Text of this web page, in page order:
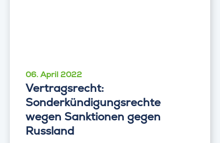
06. April 2022
Vertragsrecht:
Sonderkündigungsrechte
wegen Sanktionen gegen
Russland